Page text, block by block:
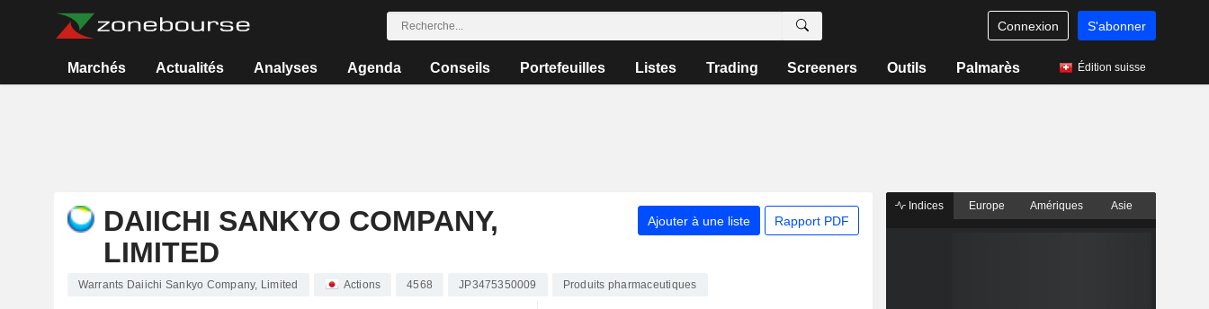
Connexion S'abonner
Marchés Actualités Analyses Agenda Conseils Portefeuilles Listes Trading Screeners Outils Palmarès Édition suisse
DAIICHI SANKYO COMPANY,
LIMITED
Ajouter à une liste Rapport PDF
Warrants Daiichi Sankyo Company, Limited Actions 4568 JP3475350009 Produits pharmaceutiques
Indices Europe Amériques Asie